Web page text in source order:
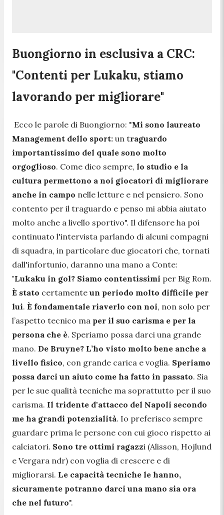
Buongiorno in esclusiva a CRC:
"Contenti per Lukaku, stiamo
lavorando per migliorare"
Ecco le parole di Buongiorno: "Mi sono laureato
Management dello sport: un traguardo
importantissimo del quale sono molto
orgoglioso. Come dico sempre, lo studio e la
cultura permettono a noi giocatori di migliorare
anche in campo nelle letture e nel pensiero. Sono
contento per il traguardo e penso mi abbia aiutato
molto anche a livello sportivo". Il difensore ha poi
continuato l'intervista parlando di alcuni compagni
di squadra, in particolare due giocatori che, tornati
dall'infortunio, daranno una mano a Conte:
"Lukaku in gol? Siamo contentissimi per Big Rom.
È stato certamente un periodo molto difficile per
lui. È fondamentale riaverlo con noi, non solo per
l’aspetto tecnico ma per il suo carisma e per la
persona che è. Speriamo possa darci una grande
mano. De Bruyne? L’ho visto molto bene anche a
livello fisico, con grande carica e voglia. Speriamo
possa darci un aiuto come ha fatto in passato. Sia
per le sue qualità tecniche ma soprattutto per il suo
carisma. Il tridente d'attacco del Napoli secondo
me ha grandi potenzialità. Io preferisco sempre
guardare prima le persone con cui gioco rispetto ai
calciatori. Sono tre ottimi ragazzi (Alisson, Hojlund
e Vergara ndr) con voglia di crescere e di
migliorarsi. Le capacità tecniche le hanno,
sicuramente potranno darci una mano sia ora
che nel futuro".